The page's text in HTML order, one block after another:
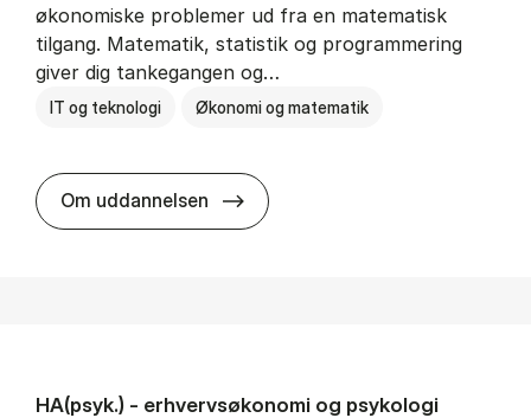
økonomiske problemer ud fra en matematisk
tilgang. Matematik, statistik og programmering
giver dig tankegangen og…
IT og teknologi Økonomi og matematik
Om uddannelsen HA(mat.) - erhvervs­økonomi og
HA(psyk.) - erhvervs­økonomi og psy­ko­lo­gi